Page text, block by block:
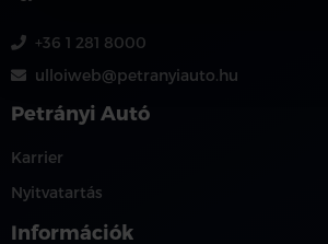
+36 1 281 8000
ulloiweb@petranyiauto.hu
Petrányi Autó
Karrier
Nyitvatartás
Információk